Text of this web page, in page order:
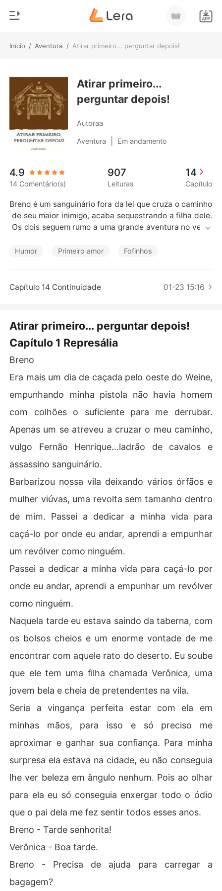
Início / Aventura / Atirar primeiro... perguntar depois!
Loja
Histórico
Sair
Baixar App
Gênero
Moderno
Lobisomem
Contos
Bilionários
Contos Curtos
Atirar primeiro...
perguntar depois!
Autoraa
Aventura Em andamento
4.9
14 Comentário(s)
907
Leituras
14
Capítulo
Breno é um sanguinário fora da lei que cruza o caminho
de seu maior inimigo, acaba sequestrando a filha dele.
Os dois seguem rumo a uma grande aventura no velho
Humor Primeiro amor Fofinhos
Capítulo 14 Continuidade 01-23 15:16
Atirar primeiro... perguntar depois!
Capítulo 1 Represália
Breno
Era mais um dia de caçada pelo oeste do Weine,
empunhando minha pistola não havia homem
com colhões o suficiente para me derrubar.
Apenas um se atreveu a cruzar o meu caminho,
vulgo Fernão Henrique...ladrão de cavalos e
assassino sanguinário.
Barbarizou nossa vila deixando vários órfãos e
mulher viúvas, uma revolta sem tamanho dentro
de mim. Passei a dedicar a minha vida para
caçá-lo por onde eu andar, aprendi a empunhar
um revólver como ninguém.
Passei a dedicar a minha vida para caçá-lo por
onde eu andar, aprendi a empunhar um revólver
como ninguém.
Naquela tarde eu estava saindo da taberna, com
os bolsos cheios e um enorme vontade de me
encontrar com aquele rato do deserto. Eu soube
que ele tem uma filha chamada Verônica, uma
jovem bela e cheia de pretendentes na vila.
Seria a vingança perfeita estar com ela em
minhas mãos, para isso e só preciso me
aproximar e ganhar sua confiança. Para minha
surpresa ela estava na cidade, eu não conseguia
lhe ver beleza em ângulo nenhum. Pois ao olhar
para ela eu só conseguia enxergar todo o ódio
que o pai dela me fez sentir todos esses anos.
Breno - Tarde senhorita!
Verônica - Boa tarde.
Breno - Precisa de ajuda para carregar a
bagagem?